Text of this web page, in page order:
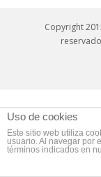
Copyright
Uso de cookies
Este sitio web utiliza
usuario. Al navegar por
términos indicados en